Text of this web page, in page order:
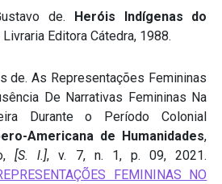
de.
Heróis Indígenas do
Editora Cátedra, 1988.
de. As Representações Femininas
De Narrativas Femininas Na
Durante o Período Colonial
Americana de Humanidades,
[S. l.], v. 7, n. 1, p. 09, 2021.
FEMININAS NO